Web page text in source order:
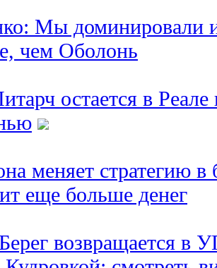
Мы доминировали
чем Оболонь
остается в
меняет стратегию
еще больше денег
возвращается в